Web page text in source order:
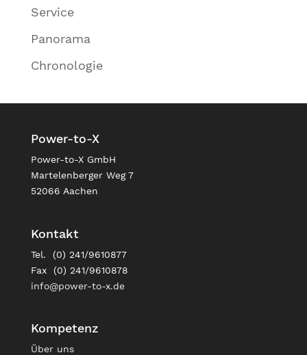
Service
Panorama
Chronologie
Power-to-X
Power-to-X GmbH
Martelenberger Weg 7
52066 Aachen
Kontakt
Tel. (0) 241/9610877
Fax (0) 241/9610878
info@power-to-x.de
Kompetenz
Über uns